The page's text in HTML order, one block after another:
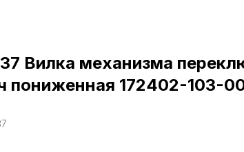
Вилка механизма
пониженная 172402-103-